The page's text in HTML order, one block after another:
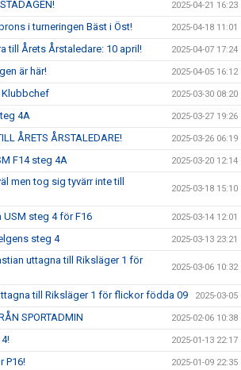
2025-04-21 16:23
i turneringen Bäst i Öst! 2025-04-18 11:01
till Årets Årstaledare: 10 april! 2025-04-07 17:24
är här! 2025-04-05 16:12
Klubbchef 2025-03-30 08:20
4A 2025-03-27 19:26
ÅRETS ÅRSTALEDARE! 2025-03-26 06:19
F14 steg 4A 2025-03-20 12:14
men tog sig tyvärr inte till
2025-03-18 15:10
USM steg 4 för F16 2025-03-14 12:01
steg 4 2025-03-13 23:21
uttagna till Riksläger 1 för
2025-03-06 10:32
till Riksläger 1 för flickor födda 09 2025-03-05
SPORTADMIN 2025-02-06 10:38
2025-01-13 22:17
P16! 2025-01-09 22:35